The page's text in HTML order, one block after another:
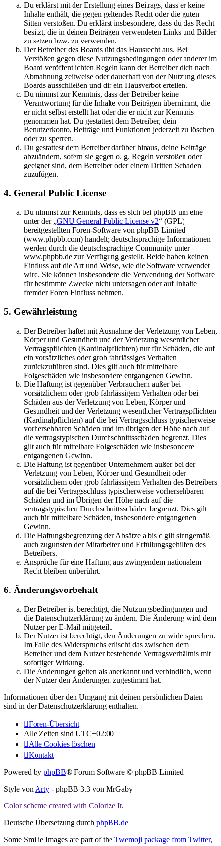
Du erklärst mit der Erstellung eines Beitrags, dass er keine
Inhalte enthält, die gegen geltendes Recht oder die guten
Sitten verstoßen. Du erklärst insbesondere, dass du das Recht
besitzt, die in deinen Beiträgen verwendeten Links und Bilder
zu setzen bzw. zu verwenden.
Der Betreiber des Boards übt das Hausrecht aus. Bei
Verstößen gegen diese Nutzungsbedingungen oder anderer im
Board veröffentlichten Regeln kann der Betreiber dich nach
Abmahnung zeitweise oder dauerhaft von der Nutzung dieses
Boards ausschließen und dir ein Hausverbot erteilen.
Du nimmst zur Kenntnis, dass der Betreiber keine
Verantwortung für die Inhalte von Beiträgen übernimmt, die
er nicht selbst erstellt hat oder die er nicht zur Kenntnis
genommen hat. Du gestattest dem Betreiber, dein
Benutzerkonto, Beiträge und Funktionen jederzeit zu löschen
oder zu sperren.
Du gestattest dem Betreiber darüber hinaus, deine Beiträge
abzuändern, sofern sie gegen o. g. Regeln verstoßen oder
geeignet sind, dem Betreiber oder einem Dritten Schaden
zuzufügen.
4. General Public License
Du nimmst zur Kenntnis, dass es sich bei phpBB um eine
unter der „GNU General Public License v2“ (GPL)
bereitgestellten Foren-Software von phpBB Limited
(www.phpbb.com) handelt; deutschsprachige Informationen
werden durch die deutschsprachige Community unter
www.phpbb.de zur Verfügung gestellt. Beide haben keinen
Einfluss auf die Art und Weise, wie die Software verwendet
wird. Sie können insbesondere die Verwendung der Software
für bestimmte Zwecke nicht untersagen oder auf Inhalte
fremder Foren Einfluss nehmen.
5. Gewährleistung
Der Betreiber haftet mit Ausnahme der Verletzung von Leben,
Körper und Gesundheit und der Verletzung wesentlicher
Vertragspflichten (Kardinalpflichten) nur für Schäden, die auf
ein vorsätzliches oder grob fahrlässiges Verhalten
zurückzuführen sind. Dies gilt auch für mittelbare
Folgeschäden wie insbesondere entgangenen Gewinn.
Die Haftung ist gegenüber Verbrauchern außer bei
vorsätzlichem oder grob fahrlässigem Verhalten oder bei
Schäden aus der Verletzung von Leben, Körper und
Gesundheit und der Verletzung wesentlicher Vertragspflichten
(Kardinalpflichten) auf die bei Vertragsschluss typischerweise
vorhersehbaren Schäden und im übrigen der Höhe nach auf
die vertragstypischen Durchschnittsschäden begrenzt. Dies
gilt auch für mittelbare Folgeschäden wie insbesondere
entgangenen Gewinn.
Die Haftung ist gegenüber Unternehmern außer bei der
Verletzung von Leben, Körper und Gesundheit oder
vorsätzlichem oder grob fahrlässigem Verhalten des Betreibers
auf die bei Vertragsschluss typischerweise vorhersehbaren
Schäden und im Übrigen der Höhe nach auf die
vertragstypischen Durchschnittsschäden begrenzt. Dies gilt
auch für mittelbare Schäden, insbesondere entgangenen
Gewinn.
Die Haftungsbegrenzung der Absätze a bis c gilt sinngemäß
auch zugunsten der Mitarbeiter und Erfüllungsgehilfen des
Betreibers.
Ansprüche für eine Haftung aus zwingendem nationalem
Recht bleiben unberührt.
6. Änderungsvorbehalt
Der Betreiber ist berechtigt, die Nutzungsbedingungen und
die Datenschutzerklärung zu ändern. Die Änderung wird dem
Nutzer per E-Mail mitgeteilt.
Der Nutzer ist berechtigt, den Änderungen zu widersprechen.
Im Falle des Widerspruchs erlischt das zwischen dem
Betreiber und dem Nutzer bestehende Vertragsverhältnis mit
sofortiger Wirkung.
Die Änderungen gelten als anerkannt und verbindlich, wenn
der Nutzer den Änderungen zugestimmt hat.
Informationen über den Umgang mit deinen persönlichen Daten
sind in der Datenschutzerklärung enthalten.
Foren-Übersicht
Alle Zeiten sind UTC+02:00
Alle Cookies löschen
Kontakt
Powered by phpBB® Forum Software © phpBB Limited
Style von Arty - phpBB 3.3 von MrGaby
Color scheme created with Colorize It.
Deutsche Übersetzung durch phpBB.de
Some Smilie Images are part of the Twemoji package from Twitter,